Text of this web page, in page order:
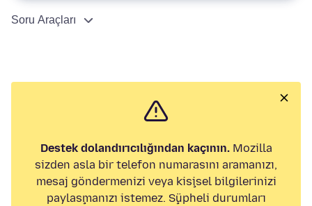
Soru Araçları
Destek dolandırıcılığından kaçının.Mozilla
sizden asla bir telefon numarasını aramanızı,
mesaj göndermenizi veya kişisel bilgilerinizi
paylaşmanızı istemez. Şüpheli durumları